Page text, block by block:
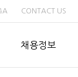
CONTACT US
채용정보